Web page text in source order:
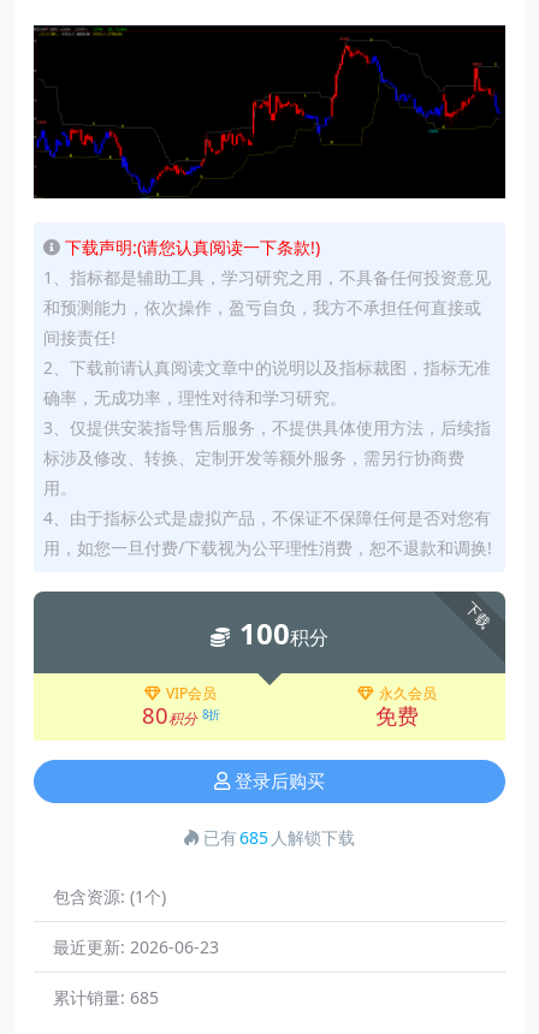
下载声明:(请您认真阅读一下条款!)
1、指标都是辅助工具，学习研究之用，不具备任何投资意见
和预测能力，依次操作，盈亏自负，我方不承担任何直接或
间接责任!
2、下载前请认真阅读文章中的说明以及指标裁图，指标无准
确率，无成功率，理性对待和学习研究。
3、仅提供安装指导售后服务，不提供具体使用方法，后续指
标涉及修改、转换、定制开发等额外服务，需另行协商费
用。
4、由于指标公式是虚拟产品，不保证不保障任何是否对您有
用，如您一旦付费/下载视为公平理性消费，恕不退款和调换!
下载
100积分
VIP会员
80积分 8折
永久会员
免费
登录后购买
已有685 人解锁下载
包含资源: (1个)
最近更新: 2026-06-23
累计销量: 685